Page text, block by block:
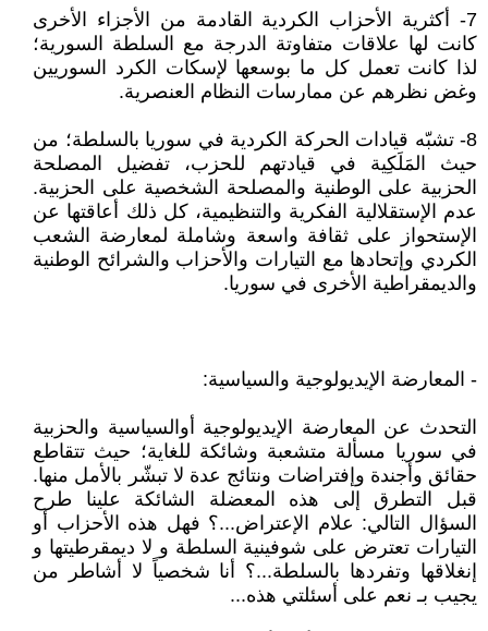
7- أكثرية الأحزاب الكردية القادمة من الأجزاء الأخرى
كانت لها علاقات متفاوتة الدرجة مع السلطة السورية؛
لذا كانت تعمل كل ما بوسعها لإسكات الكرد السوريين
وغض نظرهم عن ممارسات النظام العنصرية.
8- تشبّه قيادات الحركة الكردية في سوريا بالسلطة؛ من
حيث المَلَكِية في قيادتهم للحزب، تفضيل المصلحة
الحزبية على الوطنية والمصلحة الشخصية على الحزبية.
عدم الإستقلالية الفكرية والتنظيمية، كل ذلك أعاقتها عن
الإستحواز على ثقافة واسعة وشاملة لمعارضة الشعب
الكردي وإتحادها مع التيارات والأحزاب والشرائح الوطنية
والديمقراطية الأخرى في سوريا.
- المعارضة الإيديولوجية والسياسية:
التحدث عن المعارضة الإيديولوجية أوالسياسية والحزبية
في سوريا مسألة متشعبة وشائكة للغاية؛ حيث تتقاطع
حقائق وأجندة وإفتراضات ونتائج عدة لا تبشّر بالأمل منها.
قبل التطرق إلى هذه المعضلة الشائكة علينا طرح
السؤال التالي: علام الإعتراض...؟ فهل هذه الأحزاب أو
التيارات تعترض على شوفينية السلطة و لا ديمقرطيتها و
إنغلاقها وتفردها بالسلطة...؟ أنا شخصياً لا أشاطر من
يجيب بـ نعم على أسئلتي هذه...